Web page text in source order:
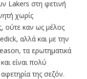
Lakers στη φετινή
χωρίς
ούτε καν ως μέλος
αλλά και με την
τα ερωτηματικά
είναι πολύ
της σεζόν.